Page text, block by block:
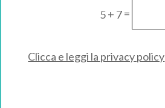
5 + 7=
Clicca e leggi la privacy policy